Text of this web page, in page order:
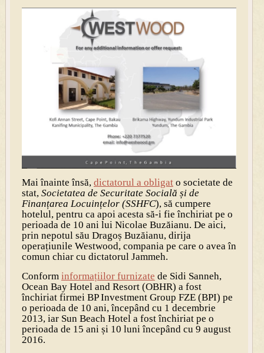
Mai înainte însă, dictatorul a obligato societate de
stat, Societatea de Securitate Socială și de
Finanțarea Locuințelor (SSHFC), să cumpere
hotelul, pentru ca apoi acesta să-i fie închiriat pe o
perioada de 10 ani lui Nicolae Buzăianu. De aici,
prin nepotul său Dragoș Buzăianu, dirija
operațiunile Westwood, compania pe care o avea în
comun chiar cu dictatorul Jammeh.
Conform informațiilor furnizate de Sidi Sanneh,
Ocean Bay Hotel and Resort (OBHR) a fost
închiriat firmei BP Investment Group FZE (BPI) pe
o perioada de 10 ani, începând cu 1 decembrie
2013, iar Sun Beach Hotel a fost închiriat pe o
perioada de 15 ani și 10 luni începând cu 9 august
2016.